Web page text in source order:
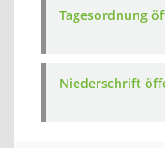
Tagesordnung
Niederschrift